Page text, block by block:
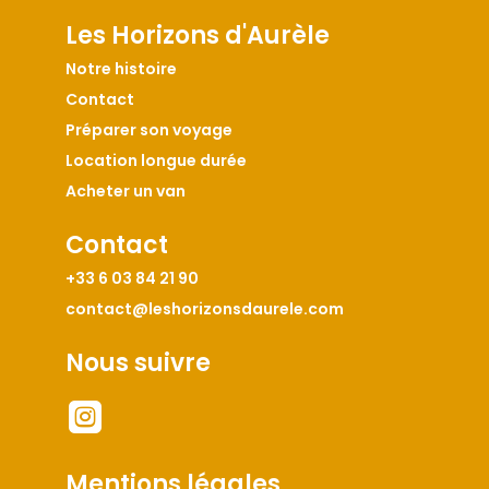
Les Horizons d'Aurèle
Notre histoire
Contact
Préparer son voyage
Location longue durée
Acheter un van
Contact
+33 6 03 84 21 90
contact@leshorizonsdaurele.com
Nous suivre
